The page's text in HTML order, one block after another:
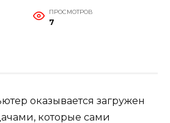
ПРОСМОТРОВ
7
оказывается загружен
которые сами